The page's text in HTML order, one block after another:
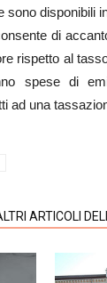
sono disponibili
di
rispetto al
spese di
ad una
ARTICOLI